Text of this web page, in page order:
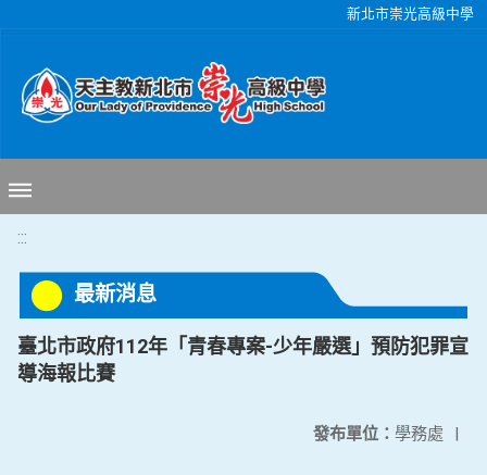
新北市崇光高級中學
:::
最新消息
臺北市政府112年「青春專案-少年嚴選」預防犯罪宣
導海報比賽
發布單位： 學務處 |